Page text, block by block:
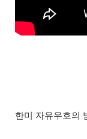
한미 자유우호의